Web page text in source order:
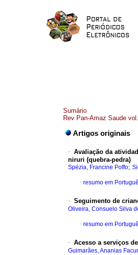
Sumário
Rev Pan-Amaz Saude
Artigos originais
· Avaliação da
niruri (quebra-pedra)
Spézia, Francine Poffo;
· resumo em
· Seguimento de
Oliveira, Consuelo Silva
· resumo em
· Acesso a serviços
Guimarães, Ananias